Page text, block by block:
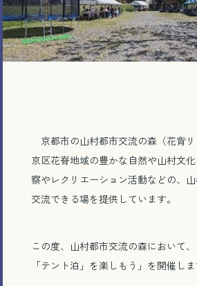
京都市の山村都市交流の森（花背
京区花脊地域の豊かな自然や山村文
察やレクリエーション活動などの、
交流できる場を提供しています。
この度、山村都市交流の森において
「テント泊」を楽しもう」を開催しま